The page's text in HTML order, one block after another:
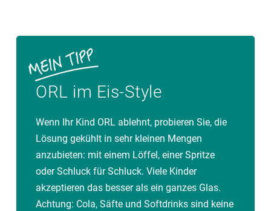
ORL im Eis-Style
Wenn Ihr Kind ORL ablehnt, probieren Sie, die
Lösung gekühlt in sehr kleinen Mengen
anzubieten: mit einem Löffel, einer Spritze
oder Schluck für Schluck. Viele Kinder
akzeptieren das besser als ein ganzes Glas.
Achtung: Cola, Säfte und Softdrinks sind keine